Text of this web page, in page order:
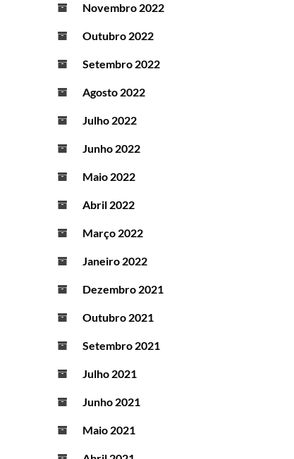
Novembro 2022
Outubro 2022
Setembro 2022
Agosto 2022
Julho 2022
Junho 2022
Maio 2022
Abril 2022
Março 2022
Janeiro 2022
Dezembro 2021
Outubro 2021
Setembro 2021
Julho 2021
Junho 2021
Maio 2021